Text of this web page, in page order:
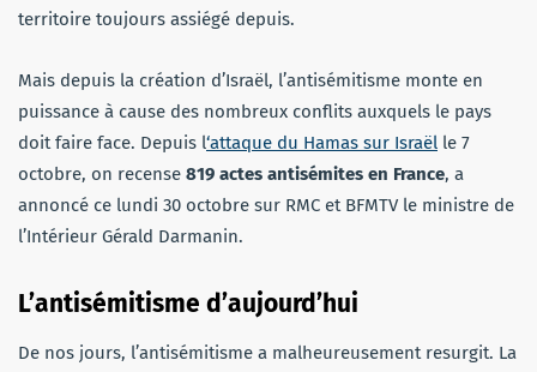
territoire toujours assiégé depuis.
Mais depuis la création d’Israël, l’antisémitisme monte en
puissance à cause des nombreux conflits auxquels le pays
doit faire face. Depuis l‘attaque du Hamas sur Israël le 7
octobre, on recense 819 actes antisémites en France, a
annoncé ce lundi 30 octobre sur RMC et BFMTV le ministre de
l’Intérieur Gérald Darmanin.
L’antisémitisme d’aujourd’hui
De nos jours, l’antisémitisme a malheureusement resurgit. La